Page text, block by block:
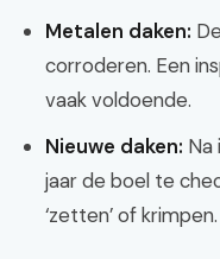
Metalen daken:
corroderen. Een
vaak voldoende.
Nieuwe daken: Na
jaar de boel te
‘zetten’ of krimpen.